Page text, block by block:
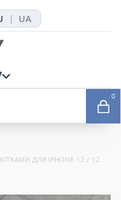
| UA
0
ДЛЯ IPHONE 12 / 12